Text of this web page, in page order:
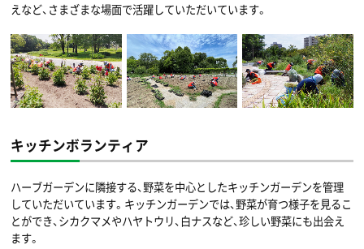
えなど、さまざまな場面で活躍していただいています。
キッチンボランティア
ハーブガーデンに隣接する、野菜を中心としたキッチンガーデンを管理
していただいています。キッチンガーデンでは、野菜が育つ様子を見るこ
とができ、シカクマメやハヤトウリ、白ナスなど、珍しい野菜にも出会え
ます。